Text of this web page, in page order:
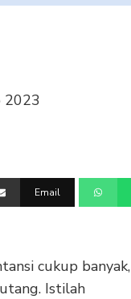
2023
Email
cukup banyak,
Istilah